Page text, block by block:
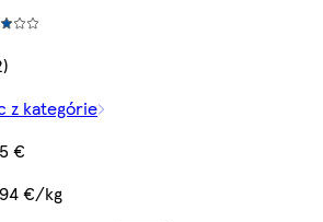
z kategórie
€
€/kg